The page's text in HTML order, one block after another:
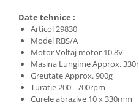
Date tehnice :
Articol 29830
Model RBS/A
Motor Voltaj motor 10.8V
Masina Lungime Approx.
Greutate Approx. 900g
Turatie 200 - 700rpm
Curele abrazive 10 x 330mm